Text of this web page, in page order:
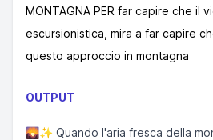
MONTAGNA PER far capire che il
escursionistica, mira a far capire
questo approccio in montagna
OUTPUT
🌄✨ Quando l'aria fresca della